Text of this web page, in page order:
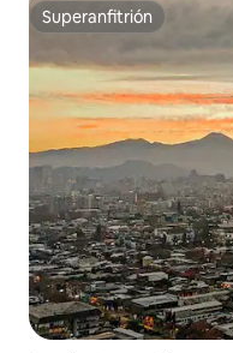
Superanfitrión
Superanfitrión